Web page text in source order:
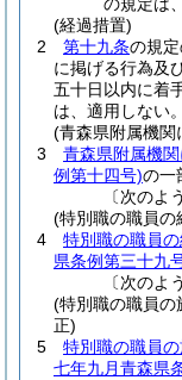
(経過措置)
2
第十九条の規
に掲げる行為及
五十日以内に着
は、適用しない。
(青森県附属機関
3
青森県附属機
例第十四号)の一
〔次のよ
(特別職の職員の
4
特別職の職員
県条例第三十九
〔次のよ
(特別職の職員の
正)
5
特別職の職員
七年九月青森県